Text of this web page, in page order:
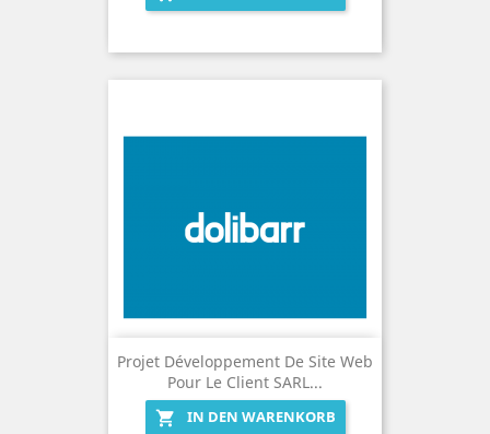
Projet Développement De Site Web
Pour Le Client SARL...

IN DEN WARENKORB